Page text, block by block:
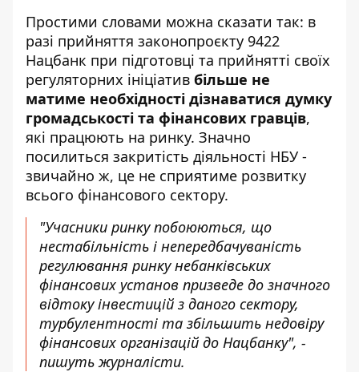
Простими словами можна сказати так: в
разі прийняття законопроєкту 9422
Нацбанк при підготовці та прийнятті своїх
регуляторних ініціатив більше не
матиме необхідності дізнаватися думку
громадськості та фінансових гравців,
які працюють на ринку. Значно
посилиться закритість діяльності НБУ -
звичайно ж, це не сприятиме розвитку
всього фінансового сектору.
"Учасники ринку побоюються, що
нестабільність і непередбачуваність
регулювання ринку небанківських
фінансових установ призведе до значного
відтоку інвестицій з даного сектору,
турбулентності та збільшить недовіру
фінансових організацій до Нацбанку", -
пишуть журналісти.